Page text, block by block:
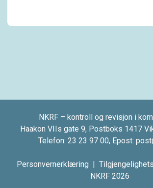
NKRF – kontroll og revisjon i
Haakon VIIs gate 9, Postboks 1417
Telefon: 23 23 97 00, Epost:
Personvernerklæring |
NKRF 2026